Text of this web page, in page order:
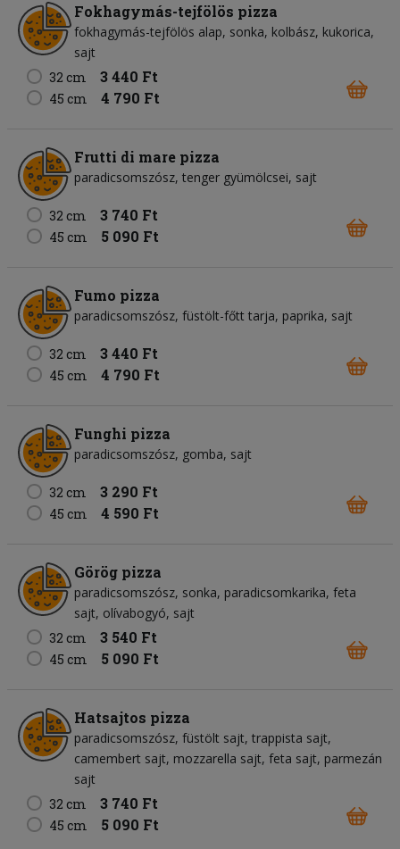
Fokhagymás-tejfölös pizza
fokhagymás-tejfölös alap sonka kolbász kukorica
sajt
32 cm
3 440 Ft
45 cm 4 790 Ft
Frutti di mare pizza
paradicsomszósz tenger gyümölcsei sajt
32 cm 3 740 Ft
45 cm 5 090 Ft
Fumo pizza
paradicsomszósz füstölt-főtt tarja paprika sajt
32 cm 3 440 Ft
45 cm 4 790 Ft
Funghi pizza
paradicsomszósz gomba sajt
32 cm 3 290 Ft
45 cm 4 590 Ft
Görög pizza
paradicsomszósz sonka paradicsomkarika feta
sajt olívabogyó sajt
32 cm
3 540 Ft
45 cm 5 090 Ft
Hatsajtos pizza
paradicsomszósz füstölt sajt trappista sajt
camembert sajt mozzarella sajt feta sajt parmezán
sajt
32 cm
3 740 Ft
45 cm 5 090 Ft